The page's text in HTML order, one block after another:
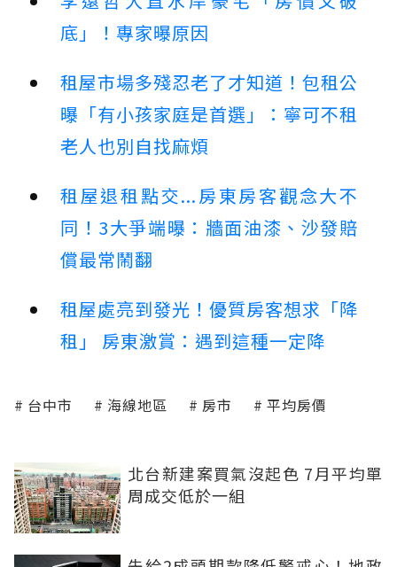
底」！專家曝原因
租屋市場多殘忍老了才知道！包租公
曝「有小孩家庭是首選」：寧可不租
老人也別自找麻煩
租屋退租點交...房東房客觀念大不
同！3大爭端曝：牆面油漆、沙發賠
償最常鬧翻
租屋處亮到發光！優質房客想求「降
租」 房東激賞：遇到這種一定降
台中市 海線地區 房市 平均房價
北台新建案買氣沒起色 7月平均單
周成交低於一組